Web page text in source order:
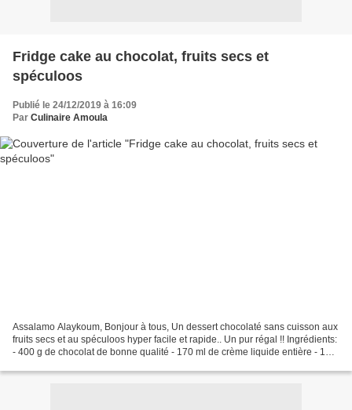
Fridge cake au chocolat, fruits secs et
spéculoos
Publié le 24/12/2019 à 16:09
Par Culinaire Amoula
Assalamo Alaykoum, Bonjour à tous, Un dessert chocolaté sans cuisson aux
fruits secs et au spéculoos hyper facile et rapide.. Un pur régal !! Ingrédients:
- 400 g de chocolat de bonne qualité - 170 ml de crème liquide entière - 100